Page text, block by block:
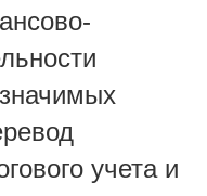
учета и